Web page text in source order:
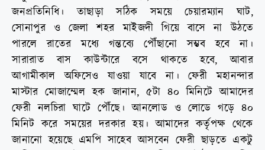
জনপ্রতিনিধি। তাছাড়া সঠিক সময়ে চেয়ারম্যান ঘাট,
সোনাপুর ও জেলা শহর মাইজদী গিয়ে বাসে না উঠতে
পারলে রাতের মধ্যে গন্তব্যে পৌঁছানো সম্ভব হবে না।
সারারাত বাস কাউন্টারে বসে থাকতে হবে, আবার
আগামীকাল অফিসেও যাওয়া যাবে না। ফেরী মহানন্দার
মাস্টার মোজাম্মেল হক জানান, ৫টা ৪০ মিনিটে আমাদের
ফেরী নলচিরা ঘাটে পৌঁছে। আনলোড ও লোডে গড়ে ৪০
মিনিট করে সময়ের দরকার হয়। আমাদের কর্তৃপক্ষ থেকে
জানানো হয়েছে এমপি সাহেব আসবেন ফেরী ছাড়তে একটু